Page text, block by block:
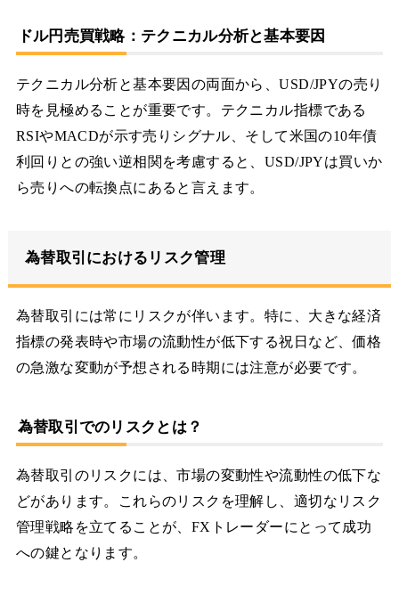
ドル円売買戦略：テクニカル分析と基本要因
テクニカル分析と基本要因の両面から、USD/JPYの売り
時を見極めることが重要です。テクニカル指標である
RSIやMACDが示す売りシグナル、そして米国の10年債
利回りとの強い逆相関を考慮すると、USD/JPYは買いか
ら売りへの転換点にあると言えます。
為替取引におけるリスク管理
為替取引には常にリスクが伴います。特に、大きな経済
指標の発表時や市場の流動性が低下する祝日など、価格
の急激な変動が予想される時期には注意が必要です。
為替取引でのリスクとは？
為替取引のリスクには、市場の変動性や流動性の低下な
どがあります。これらのリスクを理解し、適切なリスク
管理戦略を立てることが、FXトレーダーにとって成功
への鍵となります。